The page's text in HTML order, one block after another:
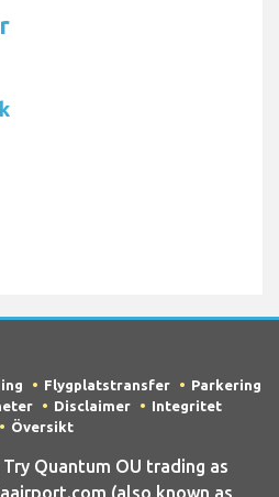
Flygplatstransfer
Parkering
Disclaimer
Integritet
Översikt
Try Quantum OU trading as
(also known as